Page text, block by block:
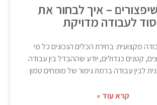
– איך לבחור את
לעבודה מדויקת
מקצועית: בחירת הכלים הנכונים כל מי
קטנים כגדולים, יודע שההבדל בין עבודה
לבין עבודה ברמת גימור של מומחים טמון
קרא עוד »